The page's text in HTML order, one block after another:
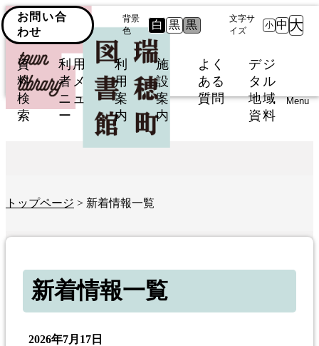
お問い合
わせ
背景
色
白 黒 黒
文字サ
イズ
小 中 大
資
料
検
索
利用
者メ
ニュ
ー
利
用
案
内
施
設
案
内
よく
ある
質問
デジ
タル
地域
資料
Menu
トップページ > 新着情報一覧
新着情報一覧
2026年7月17日